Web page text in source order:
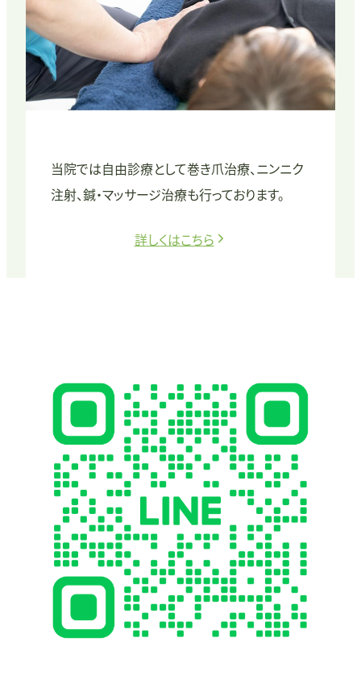
当院では自由診療として巻き爪治療、ニンニク
注射、鍼・マッサージ治療も行っております。
詳しくはこちら